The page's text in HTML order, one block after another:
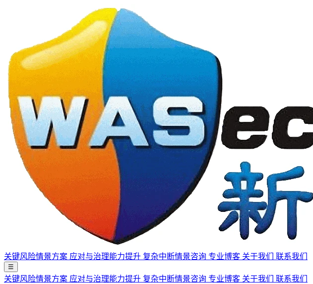
关键风险情景方案 应对与治理能力提升 复杂中断情景咨询 专业博客 关于我们 联系我们
☰
关键风险情景方案 应对与治理能力提升 复杂中断情景咨询 专业博客 关于我们 联系我们